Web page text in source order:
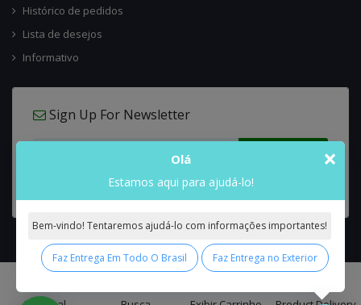
Histórico de pedidos
Lista de desejos
Informativo
Sign Up For Newsletter
Interflora Brasil Intercambio Floral Nacional e Internacional© 2026 All
×
Olá
Estamos aqui para ajudá-lo!
Bem-vindo! Tentaremos ajudá-lo com informações importantes!
Faz Entrega Em Todo O Brasil Faz Entrega no Exterior